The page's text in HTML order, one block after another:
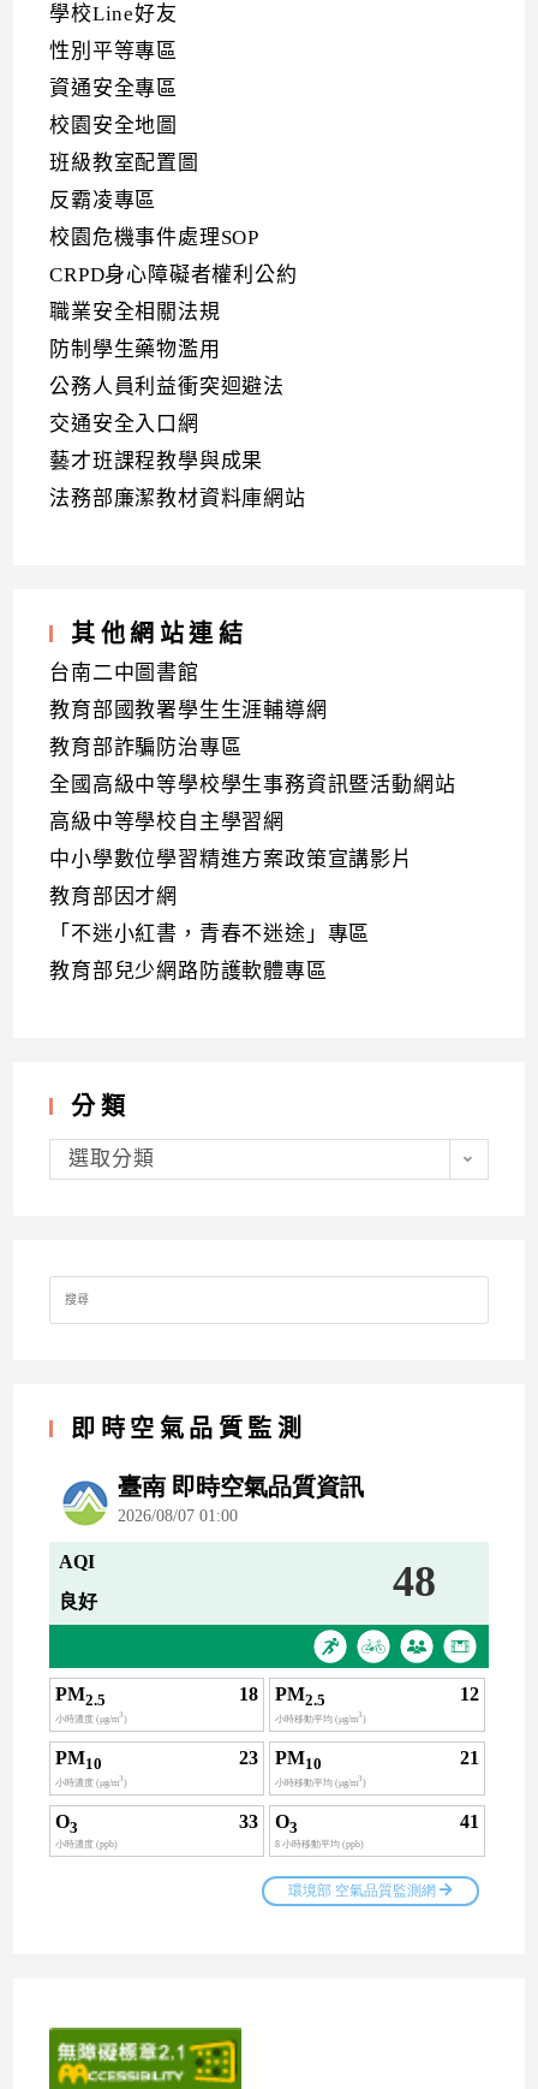
學校Line好友
性別平等專區
資通安全專區
校園安全地圖
班級教室配置圖
反霸凌專區
校園危機事件處理SOP
CRPD身心障礙者權利公約
職業安全相關法規
防制學生藥物濫用
公務人員利益衝突迴避法
交通安全入口網
藝才班課程教學與成果
法務部廉潔教材資料庫網站
其他網站連結
台南二中圖書館
教育部國教署學生生涯輔導網
教育部詐騙防治專區
全國高級中等學校學生事務資訊暨活動網站
高級中等學校自主學習網
中小學數位學習精進方案政策宣講影片
教育部因才網
「不迷小紅書，青春不迷途」專區
教育部兒少網路防護軟體專區
分類
分
類選取分類
Search
for:
即時空氣品質監測